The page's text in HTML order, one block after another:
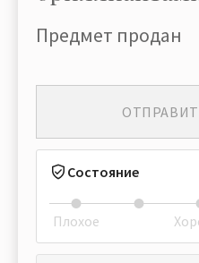
Предмет продан
Состояние
Плохое